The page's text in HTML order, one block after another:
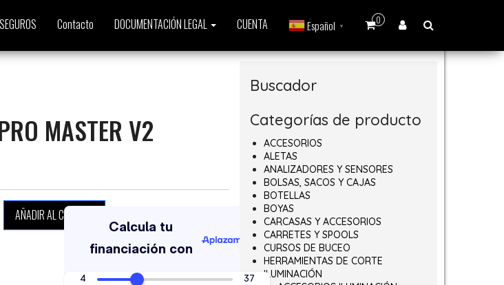
0
SEGUROS Contacto DOCUMENTACIÓN LEGAL CUENTA Español ▼
MASTER V2
V2 cantidad
AÑADIR AL CARRITO
Buscador
Categorías de producto
ACCESORIOS
ALETAS
ANALIZADORES Y SENSORES
BOLSAS, SACOS Y CAJAS
BOTELLAS
BOYAS
CARCASAS Y ACCESORIOS
CARRETES Y SPOOLS
CURSOS DE BUCEO
HERRAMIENTAS DE CORTE
ILUMINACIÓN